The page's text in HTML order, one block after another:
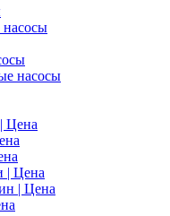
насосы
Цена
| Цена
| Цена